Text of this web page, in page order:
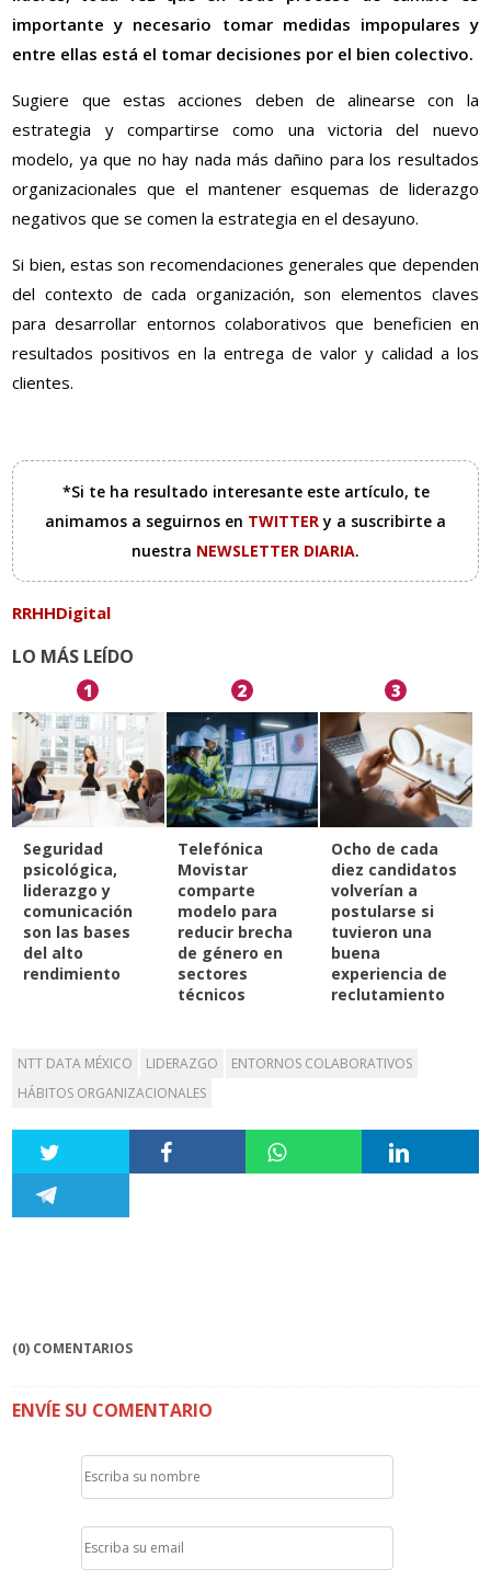
importante y necesario tomar medidas impopulares y
entre ellas está el tomar decisiones por el bien colectivo.
Sugiere que estas acciones deben de alinearse con la
estrategia y compartirse como una victoria del nuevo
modelo, ya que no hay nada más dañino para los resultados
organizacionales que el mantener esquemas de liderazgo
negativos que se comen la estrategia en el desayuno.
Si bien, estas son recomendaciones generales que dependen
del contexto de cada organización, son elementos claves
para desarrollar entornos colaborativos que beneficien en
resultados positivos en la entrega de valor y calidad a los
clientes.
*Si te ha resultado interesante este artículo, te
animamos a seguirnos en TWITTERy a suscribirte a
nuestra NEWSLETTER DIARIA.
RRHHDigital
LO MÁS LEÍDO
1
Seguridad
psicológica,
liderazgo y
comunicación
son las bases
del alto
rendimiento
2
Telefónica
Movistar
comparte
modelo para
reducir brecha
de género en
sectores
técnicos
3
Ocho de cada
diez candidatos
volverían a
postularse si
tuvieron una
buena
experiencia de
reclutamiento
NTT DATA MÉXICO LIDERAZGO
ENTORNOS COLABORATIVOS
HÁBITOS ORGANIZACIONALES
(0) COMENTARIOS
ENVÍE SU COMENTARIO